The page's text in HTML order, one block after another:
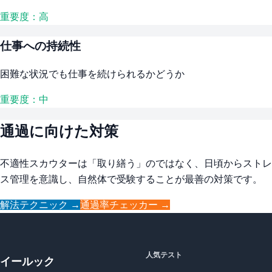
重要度：高
仕事への持続性
困難な状況でも仕事を続けられるかどうか
重要度：中
通過に向けた対策
不適性スカウターは「取り繕う」のではなく、日頃からストレ
ス管理を意識し、自然体で受験することが最善の対策です。
解法テクニック →通過率チェッカー →
イールック
人気テスト